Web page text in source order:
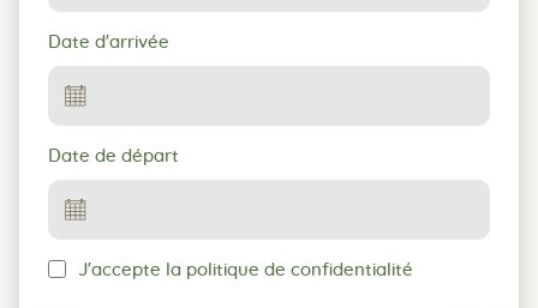
Date d'arrivée
Date de départ
J'accepte la politique de confidentialité